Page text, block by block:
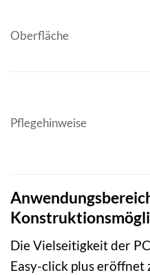
Oberfläche
Pflegehinweise
Die Vielseitigkeit der
Easy-click plus